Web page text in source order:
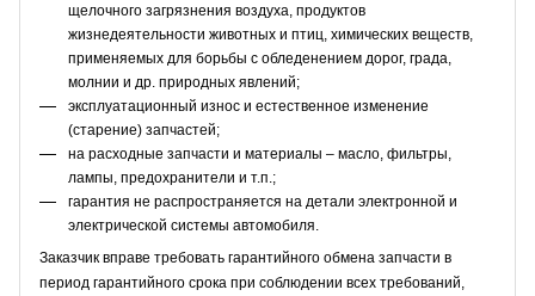
щелочного загрязнения воздуха, продуктов
жизнедеятельности животных и птиц, химических веществ,
применяемых для борьбы с обледенением дорог, града,
молнии и др. природных явлений;
эксплуатационный износ и естественное изменение
(старение) запчастей;
на расходные запчасти и материалы – масло, фильтры,
лампы, предохранители и т.п.;
гарантия не распространяется на детали электронной и
электрической системы автомобиля.
Заказчик вправе требовать гарантийного обмена запчасти в
период гарантийного срока при соблюдении всех требований,